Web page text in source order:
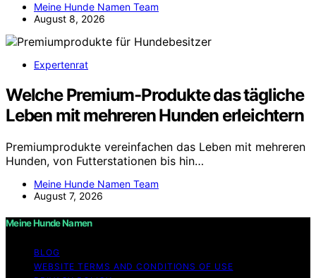
Meine Hunde Namen Team
August 8, 2026
Expertenrat
Welche Premium-Produkte das tägliche
Leben mit mehreren Hunden erleichtern
Premiumprodukte vereinfachen das Leben mit mehreren
Hunden, von Futterstationen bis hin…
Meine Hunde Namen Team
August 7, 2026
Meine Hunde Namen
BLOG
WEBSITE TERMS AND CONDITIONS OF USE